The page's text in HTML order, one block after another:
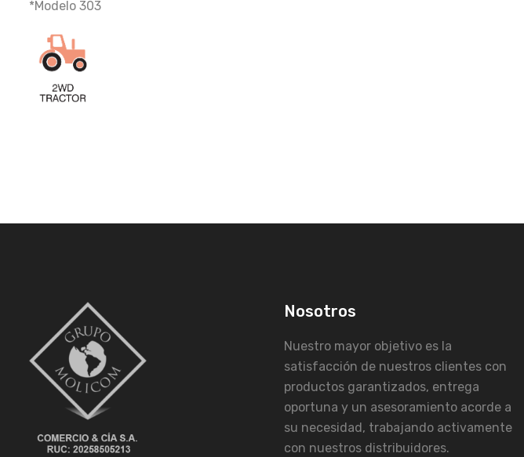
*Modelo 303
Nosotros
Nuestro mayor objetivo es la
satisfacción de nuestros clientes con
productos garantizados, entrega
oportuna y un asesoramiento acorde a
su necesidad, trabajando activamente
con nuestros distribuidores.